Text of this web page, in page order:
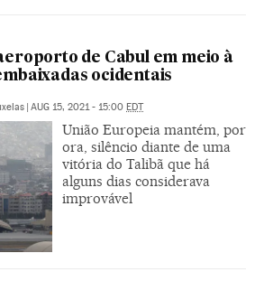
de Cabul em meio à
ocidentais
AUG 15, 2021 - 15:00 EDT
União Europeia mantém, por
ora, silêncio diante de uma
vitória do Talibã que há
alguns dias considerava
improvável